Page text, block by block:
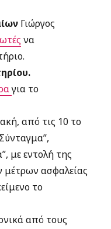
Γιώργος
να
για το
από τις 10 το
με εντολή της
μέτρων ασφαλείας
το
από τους